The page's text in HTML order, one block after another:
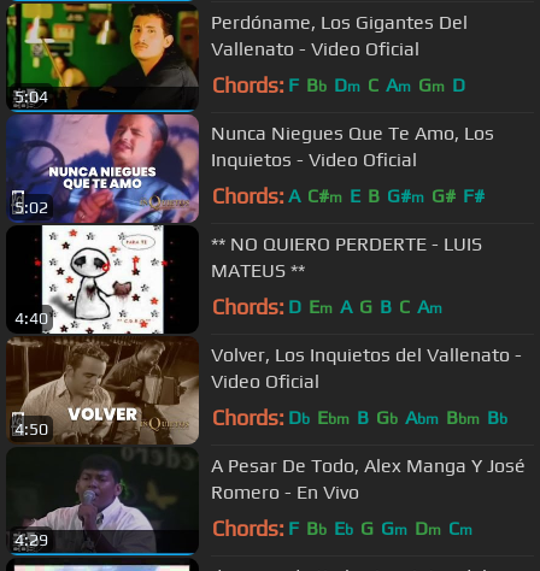
5:04
Perdóname, Los Gigantes Del
Vallenato - Video Oficial
Chords: F Bb Dm C Am Gm D
5:02
Nunca Niegues Que Te Amo, Los
Inquietos - Video Oficial
Chords: A C#m E B G#m G# F#
4:40
** NO QUIERO PERDERTE - LUIS
MATEUS **
Chords: D Em A G B C Am
4:50
Volver, Los Inquietos del Vallenato -
Video Oficial
Chords: Db Ebm B Gb Abm Bbm Bb
4:29
A Pesar De Todo, Alex Manga Y José
Romero - En Vivo
Chords: F Bb Eb G Gm Dm Cm